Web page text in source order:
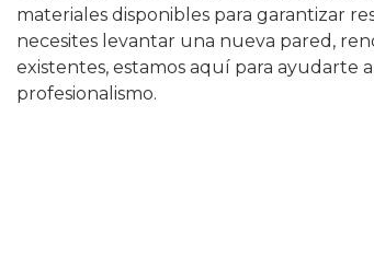
materiales disponibles para garantizar
necesites levantar una nueva pared,
existentes, estamos aquí para ayudarte
profesionalismo.